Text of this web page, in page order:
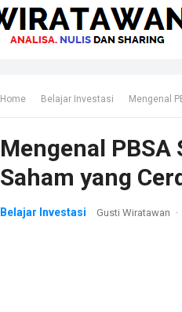
Home Belajar Investasi Mengenal
Mengenal
Saham yang
Belajar Investasi Gusti Wiratawan ·